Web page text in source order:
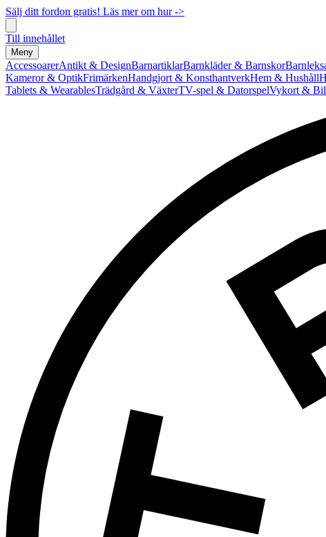
Sälj ditt fordon gratis! Läs mer om hur ->
Till innehållet
Meny
AccessoarerAntikt & DesignBarnartiklarBarnkläder & Barnskor
Kameror & OptikFrimärkenHandgjort & KonsthantverkHem & Hushåll
Tablets & WearablesTrädgård & VäxterTV-spel & DatorspelVykort &